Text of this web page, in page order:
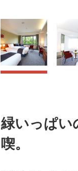
緑いっぱい
喫。